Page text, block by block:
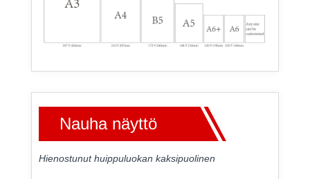
Nauha näyttö
Hienostunut huippuluokan kaksipuolinen